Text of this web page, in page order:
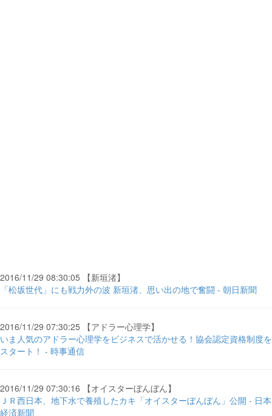
2016/11/29 08:30:05 【新垣渚】
「松坂世代」にも戦力外の波 新垣渚、思い出の地で奮闘 - 朝日新聞
2016/11/29 07:30:25 【アドラー心理学】
いま人気のアドラー心理学をビジネスで活かせる！協会認定資格制度を
スタート！ - 時事通信
2016/11/29 07:30:16 【オイスターぼんぼん】
ＪＲ西日本、地下水で養殖したカキ「オイスターぼんぼん」公開 - 日本
経済新聞